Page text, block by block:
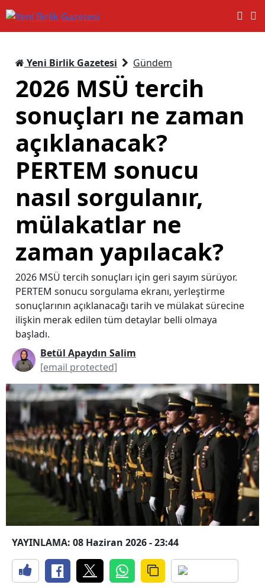
Yeni Birlik Gazetesi Gündem
2026 MSÜ tercih
sonuçları ne zaman
açıklanacak?
PERTEM sonucu
nasıl sorgulanır,
mülakatlar ne
zaman yapılacak?
2026 MSÜ tercih sonuçları için geri sayım sürüyor.
PERTEM sonucu sorgulama ekranı, yerleştirme
sonuçlarının açıklanacağı tarih ve mülakat sürecine
ilişkin merak edilen tüm detaylar belli olmaya
başladı.
Betül Apaydın Salim
[email protected]
YAYINLAMA: 08 Haziran 2026 - 23:44